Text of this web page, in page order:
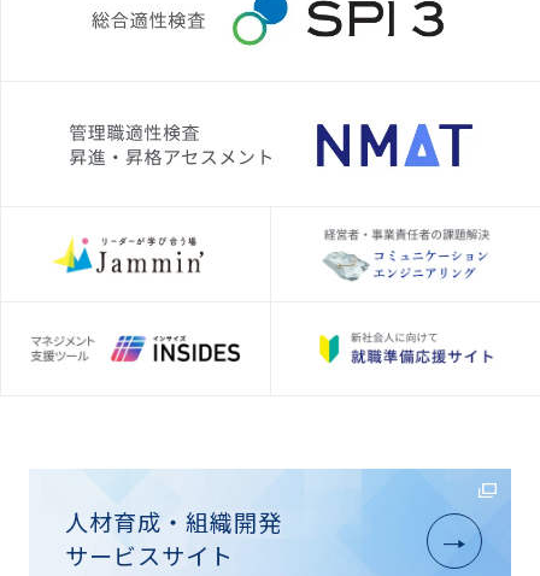
人材育成・組織開発
サービスサイト